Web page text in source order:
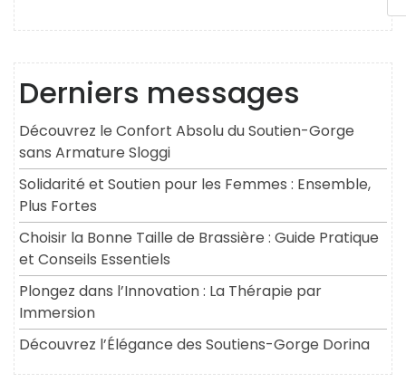
Derniers messages
Découvrez le Confort Absolu du Soutien-Gorge
sans Armature Sloggi
Solidarité et Soutien pour les Femmes : Ensemble,
Plus Fortes
Choisir la Bonne Taille de Brassière : Guide Pratique
et Conseils Essentiels
Plongez dans l’Innovation : La Thérapie par
Immersion
Découvrez l’Élégance des Soutiens-Gorge Dorina